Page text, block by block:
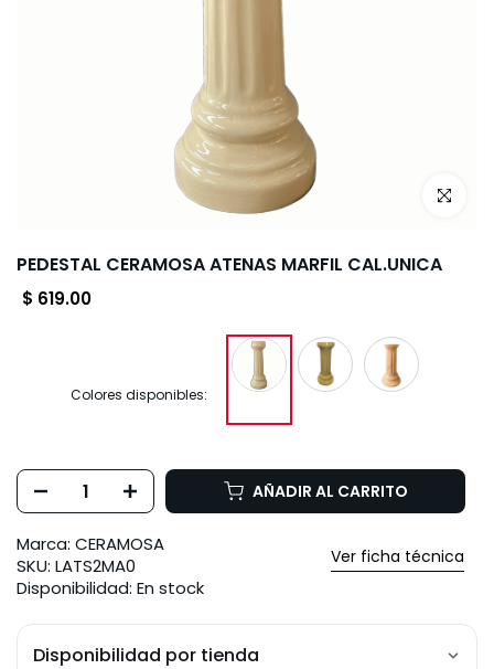
Haz clic
PEDESTAL CERAMOSA ATENAS MARFIL CAL.UNICA
$ 619.00
Colores disponibles:
AÑADIR AL CARRITO
Ver ficha técnica
Marca: CERAMOSA
SKU: LATS2MA0
Disponibilidad: En stock
Disponibilidad por tienda